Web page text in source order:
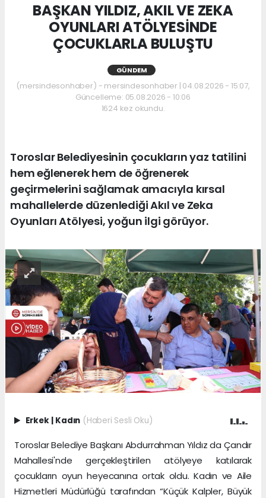
BAŞKAN YILDIZ, AKIL VE ZEKA
OYUNLARI ATÖLYESİNDE
ÇOCUKLARLA BULUŞTU
GÜNDEM
(mersindesonhaber) - mersindesonhaber | 04.08.2026 - 15:07,
Güncelleme: 05.08.2026 - 10:06
1624 kez okundu.
Toroslar Belediyesinin çocukların yaz tatilini
hem eğlenerek hem de öğrenerek
geçirmelerini sağlamak amacıyla kırsal
mahallelerde düzenlediği Akıl ve Zeka
Oyunları Atölyesi, yoğun ilgi görüyor.
Erkek | Kadın (Haberi Sesli Oku)
Toroslar Belediye Başkanı Abdurrahman Yıldız da Çandır
Mahallesi'nde gerçekleştirilen atölyeye katılarak
çocukların oyun heyecanına ortak oldu. Kadın ve Aile
Hizmetleri Müdürlüğü tarafından “Küçük Kalpler, Büyük